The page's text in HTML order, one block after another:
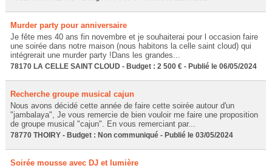
Murder party pour anniversaire
Je fête mes 40 ans fin novembre et je souhaiterai pour l occasion faire
une soirée dans notre maison (nous habitons la celle saint cloud) qui
intégrerait une murder party !Dans les grandes...
78170 LA CELLE SAINT CLOUD - Budget : 2 500 € - Publié le 06/05/2024
Recherche groupe musical cajun
Nous avons décidé cette année de faire cette soirée autour d'un
"jambalaya", Je vous remercie de bien vouloir me faire une proposition
de groupe musical "cajun". En vous remerciant par...
78770 THOIRY - Budget : Non communiqué - Publié le 03/05/2024
Soirée mousse avec DJ et lumière